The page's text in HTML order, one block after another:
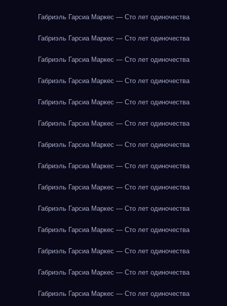
Габриэль Гарсиа Маркес — Сто лет одиночества
Габриэль Гарсиа Маркес — Сто лет одиночества
Габриэль Гарсиа Маркес — Сто лет одиночества
Габриэль Гарсиа Маркес — Сто лет одиночества
Габриэль Гарсиа Маркес — Сто лет одиночества
Габриэль Гарсиа Маркес — Сто лет одиночества
Габриэль Гарсиа Маркес — Сто лет одиночества
Габриэль Гарсиа Маркес — Сто лет одиночества
Габриэль Гарсиа Маркес — Сто лет одиночества
Габриэль Гарсиа Маркес — Сто лет одиночества
Габриэль Гарсиа Маркес — Сто лет одиночества
Габриэль Гарсиа Маркес — Сто лет одиночества
Габриэль Гарсиа Маркес — Сто лет одиночества
Габриэль Гарсиа Маркес — Сто лет одиночества